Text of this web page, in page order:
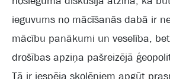
ieguvums no mācīšanās dabā ir
mācību panākumi un veselība,
drošības apziņa pašreizējā
Tā ir iespēja skolēniem apgūt